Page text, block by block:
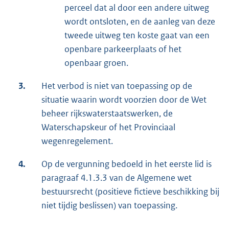
perceel dat al door een andere uitweg
wordt ontsloten, en de aanleg van deze
tweede uitweg ten koste gaat van een
openbare parkeerplaats of het
openbaar groen.
3.
Het verbod is niet van toepassing op de
situatie waarin wordt voorzien door de Wet
beheer rijkswaterstaatswerken, de
Waterschapskeur of het Provinciaal
wegenregelement.
4.
Op de vergunning bedoeld in het eerste lid is
paragraaf 4.1.3.3 van de Algemene wet
bestuursrecht (positieve fictieve beschikking bij
niet tijdig beslissen) van toepassing.